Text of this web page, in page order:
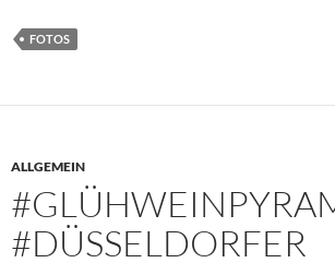
FOTOS
ALLGEMEIN
#DÜSSELDORFER